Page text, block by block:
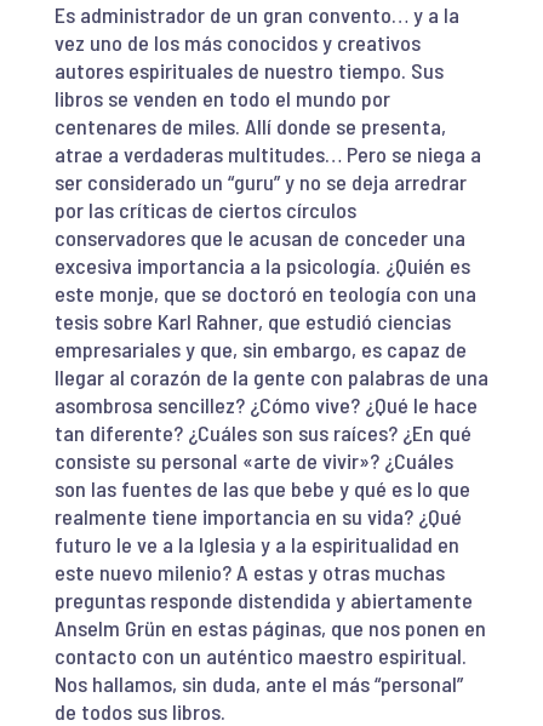
Es administrador de un gran convento… y a la
vez uno de los más conocidos y creativos
autores espirituales de nuestro tiempo. Sus
libros se venden en todo el mundo por
centenares de miles. Allí donde se presenta,
atrae a verdaderas multitudes… Pero se niega a
ser considerado un “guru” y no se deja arredrar
por las críticas de ciertos círculos
conservadores que le acusan de conceder una
excesiva importancia a la psicología. ¿Quién es
este monje, que se doctoró en teología con una
tesis sobre Karl Rahner, que estudió ciencias
empresariales y que, sin embargo, es capaz de
llegar al corazón de la gente con palabras de una
asombrosa sencillez? ¿Cómo vive? ¿Qué le hace
tan diferente? ¿Cuáles son sus raíces? ¿En qué
consiste su personal «arte de vivir»? ¿Cuáles
son las fuentes de las que bebe y qué es lo que
realmente tiene importancia en su vida? ¿Qué
futuro le ve a la Iglesia y a la espiritualidad en
este nuevo milenio? A estas y otras muchas
preguntas responde distendida y abiertamente
Anselm Grün en estas páginas, que nos ponen en
contacto con un auténtico maestro espiritual.
Nos hallamos, sin duda, ante el más “personal”
de todos sus libros.